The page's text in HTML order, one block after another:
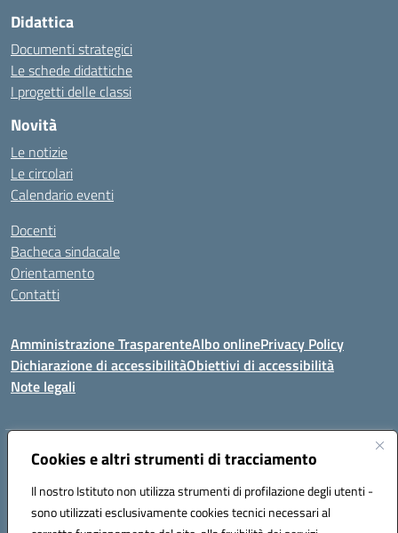
Cookies e altri strumenti di tracciamento
Il nostro Istituto non utilizza strumenti di profilazione degli utenti -
sono utilizzati esclusivamente cookies tecnici necessari al
Didattica
Documenti strategici
Le schede didattiche
I progetti delle classi
Novità
Le notizie
Le circolari
Calendario eventi
Docenti
Bacheca sindacale
Orientamento
Contatti
Amministrazione TrasparenteAlbo onlinePrivacy Policy
Dichiarazione di accessibilitàObiettivi di accessibilità
Note legali
Indirizzo:Viale P. Togliatti snc 67039 Sulmona (AQ)
Posta elettronica certificata (PEC):aqis01900g@pec.istruzione.it
Codice fiscale: 92025400661